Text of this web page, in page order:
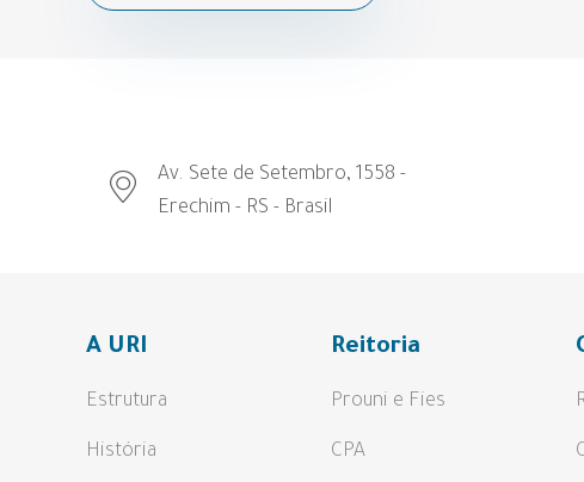
Av. Sete de Setembro, 1558 -
Erechim - RS - Brasil
A URI
Estrutura
História
Reitoria
Prouni e Fies
CPA